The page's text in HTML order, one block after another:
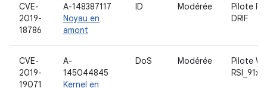
CVE-
2019-
18786
A-148387117
Noyau en
amont
ID Modérée
Pilote R-
DRIF
CVE-
2019-
19071
A-
145044845
Kernel en
DoS Modérée
Pilote
RSI_91x